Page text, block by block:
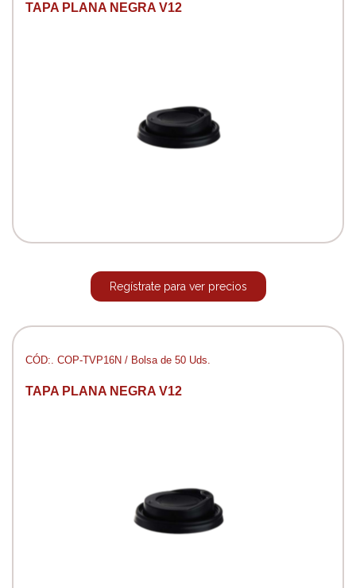
TAPA PLANA NEGRA V12
Regístrate para ver precios
CÓD:. COP-TVP16N / Bolsa de 50 Uds.
TAPA PLANA NEGRA V12